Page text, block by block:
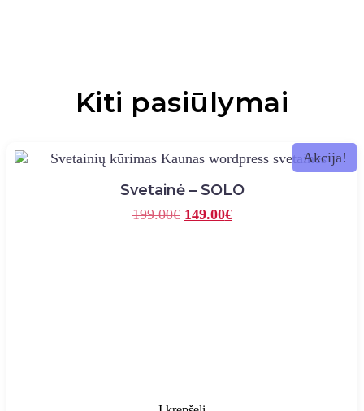
Kiti pasiūlymai
Akcija!
Svetainė – SOLO
199.00€ Original
149.00€Current